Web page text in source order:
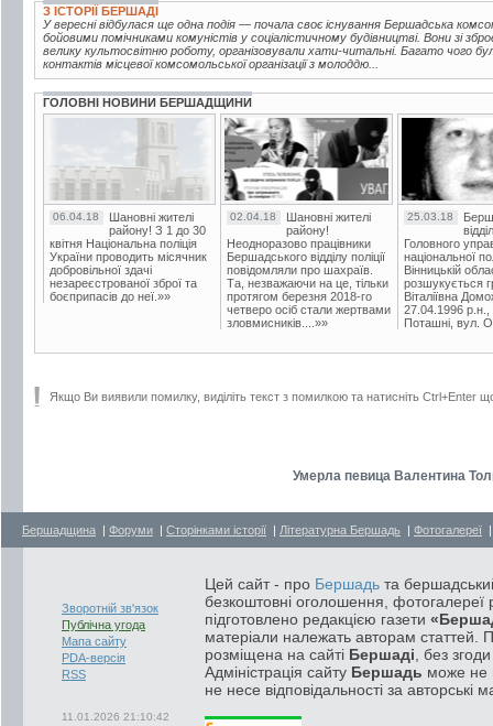
З ІСТОРІЇ БЕРШАДІ
У вересні відбулася ще одна подія — почала своє існування Бершадська
бойовими помічниками комуністів у соціалістичному будівництві. Вони зі
велику культосвітню роботу, організовували хати-читальні. Багато чого
контактів місцевої комсомольської організації з молоддю...
ГОЛОВНІ НОВИНИ БЕРШАДЩИНИ
06.04.18
Шановні жителі
району! З 1 до 30
квітня Національна поліція
України проводить місячник
добровільної здачі
незареєстрованої зброї та
боєприпасів до неї.»»
02.04.18
Шановні жителі
району!
Неодноразово працівники
Бершадського відділу поліції
повідомляли про шахраїв.
Та, незважаючи на це, тільки
протягом березня 2018-го
четверо осіб стали жертвами
зловмисників....»»
25.03.18
Головного
національної
Вінницькій
розшукується
Віталіївна
27.04.1996 р.н.,
Поташні, вул.
Якщо Ви виявили помилку, виділіть текст з помилкою та натисніть Ctrl+Enter
Умерла певица Валентина
Бершадщина | Форуми | Сторінками історії | Літературна Бершадь | Фотогалереї
Зворотній зв'язок
Публічна угода
Мапа сайту
PDA-версія
RSS
11.01.2026 21:10:42
Цей сайт - про Бершадь та
безкоштовні оголошення, фотогалереї
підготовлено редакцією газети
матеріали належать авторам статтей.
розміщена на сайті Бершаді , без
Адміністрація сайту Бершадь може не
не несе відповідальності за авторські